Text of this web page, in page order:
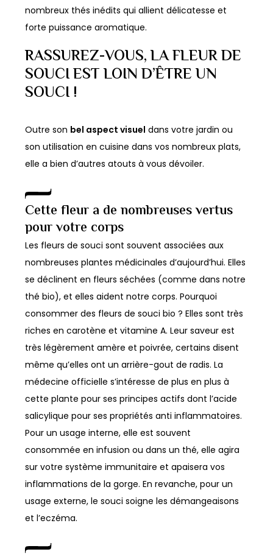
nombreux thés inédits qui allient délicatesse et
forte puissance aromatique.
RASSUREZ-VOUS, LA FLEUR DE
SOUCI EST LOIN D’ÊTRE UN
SOUCI !
Outre son bel aspect visuel dans votre jardin ou
son utilisation en cuisine dans vos nombreux plats,
elle a bien d’autres atouts à vous dévoiler.
Cette fleur a de nombreuses vertus
pour votre corps
Les fleurs de souci sont souvent associées aux
nombreuses plantes médicinales d’aujourd’hui. Elles
se déclinent en fleurs séchées (comme dans notre
thé bio), et elles aident notre corps. Pourquoi
consommer des fleurs de souci bio ? Elles sont très
riches en carotène et vitamine A. Leur saveur est
très légèrement amère et poivrée, certains disent
même qu’elles ont un arrière-gout de radis. La
médecine officielle s’intéresse de plus en plus à
cette plante pour ses principes actifs dont l’acide
salicylique pour ses propriétés anti inflammatoires.
Pour un usage interne, elle est souvent
consommée en infusion ou dans un thé, elle agira
sur votre système immunitaire et apaisera vos
inflammations de la gorge. En revanche, pour un
usage externe, le souci soigne les démangeaisons
et l’eczéma.